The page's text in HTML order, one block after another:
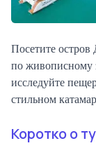
Посетите
по живописному
исследуйте
стильном
Коротко о